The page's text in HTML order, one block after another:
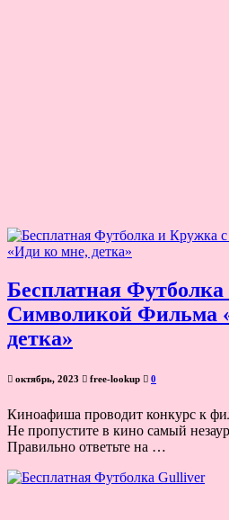
Бесплатная
Символикой Фильма
детка»
октябрь, 2023 free-lookup 0
Киноафиша проводит конкурс к
Не пропустите в кино самый
Правильно ответьте на …